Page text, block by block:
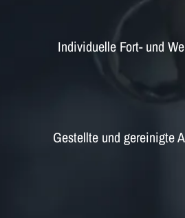
Individuelle Fort- und
Gestellte und gereinigte